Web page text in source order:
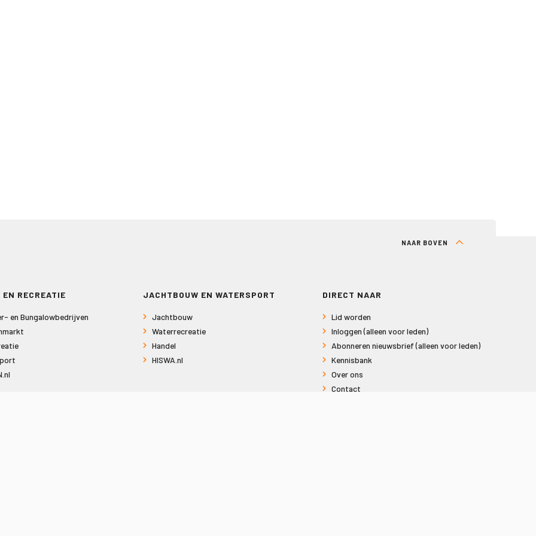
NAAR BOVEN
EN RECREATIE
en Bungalowbedrijven
JACHTBOUW EN WATERSPORT
Jachtbouw
Waterrecreatie
Handel
HISWA.nl
DIRECT NAAR
Lid worden
Inloggen (alleen voor leden)
Abonneren nieuwsbrief (alleen voor leden)
Kennisbank
Over ons
Contact